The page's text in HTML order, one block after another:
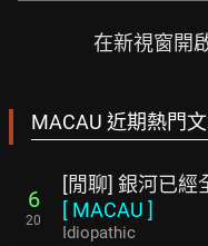
在新視窗開
MACAU 近期熱門
6
20
[閒聊] 銀河已經
[ MACAU ]
Idiopathic